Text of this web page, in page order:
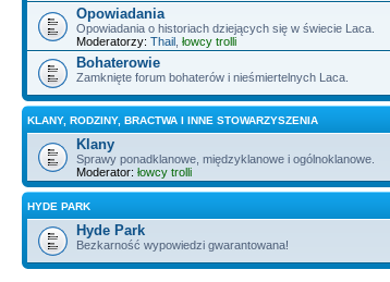
Opowiadania
Opowiadania o historiach dziejących się w świecie Laca.
Moderatorzy: Thail łowcy trolli
Bohaterowie
Zamknięte forum bohaterów i nieśmiertelnych Laca.
KLANY, RODZINY, BRACTWA I INNE STOWARZYSZENIA
Klany
Sprawy ponadklanowe, międzyklanowe i ogólnoklanowe.
Moderator: łowcy trolli
HYDE PARK
Hyde Park
Bezkarność wypowiedzi gwarantowana!